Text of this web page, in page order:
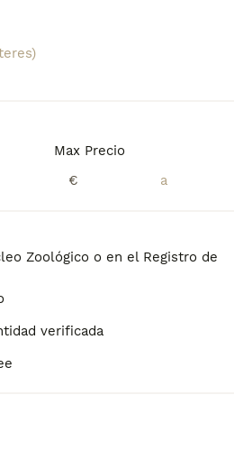
Max Precio
€
Zoológico o en el Registro de
verificada
de consejos de compra de
Ruso Negro Perros en
en Canarias.
búsqueda
terriers rusos
con confianza las
mayor en todo el mundo.